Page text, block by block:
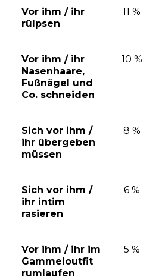
Vor ihm / ihr
rülpsen
11 %
Vor ihm / ihr
Nasenhaare,
Fußnägel und
Co. schneiden
10 %
Sich vor ihm /
ihr übergeben
müssen
8 %
Sich vor ihm /
ihr intim
rasieren
6 %
Vor ihm / ihr im
Gammeloutfit
rumlaufen
5 %